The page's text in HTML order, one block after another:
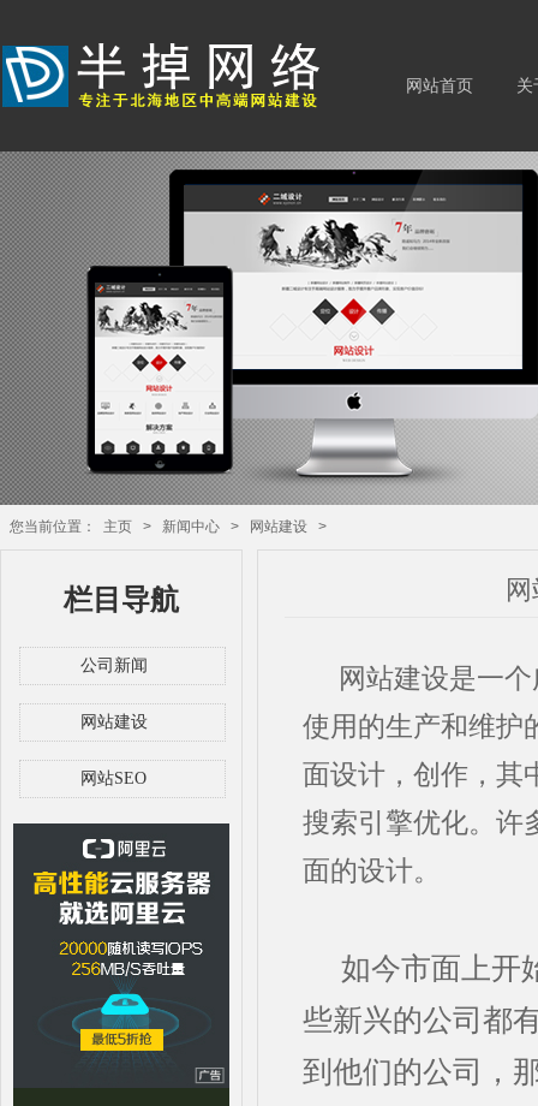
网站首页 关
您当前位置： 主页 > 新闻中心 > 网站建设 >
栏目导航
公司新闻
网站建设
网站SEO
网站建设是一个
使用的生产和维护
面设计，创作，其
搜索引擎优化。许
面的设计。
如今市面上开
些新兴的公司都
到他们的公司，